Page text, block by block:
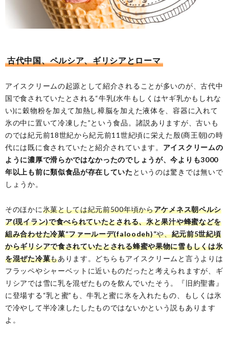
古代中国、ペルシア、ギリシアとローマ
アイスクリームの起源として紹介されることが多いのが、古代中
国で食されていたとされる“牛乳(水牛もしくはヤギ乳かもしれな
い)に穀物粉を加えて加熱し樟脳を加えた液体を、容器に入れて
氷の中に置いて冷凍した”という食品。諸説ありますが、古いも
のでは紀元前18世紀から紀元前11世紀頃に栄えた殷(商王朝)の時
代には既に食されていたと紹介されています。 アイスクリームの
ように濃厚で滑らかではなかったのでしょうが、今よりも3000
年以上も前に類似食品が存在していた というのは驚きでは無いで
しょうか。
そのほかに氷菓としては紀元前500年頃からアケメネス朝ペルシ
ア(現イラン)で食べられていたとされる、氷と果汁や蜂蜜などを
組み合わせた冷菓“ファールーデ(faloodeh)”や、紀元前5世紀頃
からギリシアで食されていたとされる蜂蜜や果物に雪もしくは氷
を混ぜた冷菓もあります。どちらもアイスクリームと言うよりは
フラッペやシャーベットに近いものだったと考えられますが、ギ
リシアでは雪に乳を混ぜたものを飲んでいたそう。『旧約聖書』
に登場する“乳と蜜”も、牛乳と蜜に氷を入れたもの、もしくは氷
で冷やして半冷凍したしたものではないかという説もあります
よ。